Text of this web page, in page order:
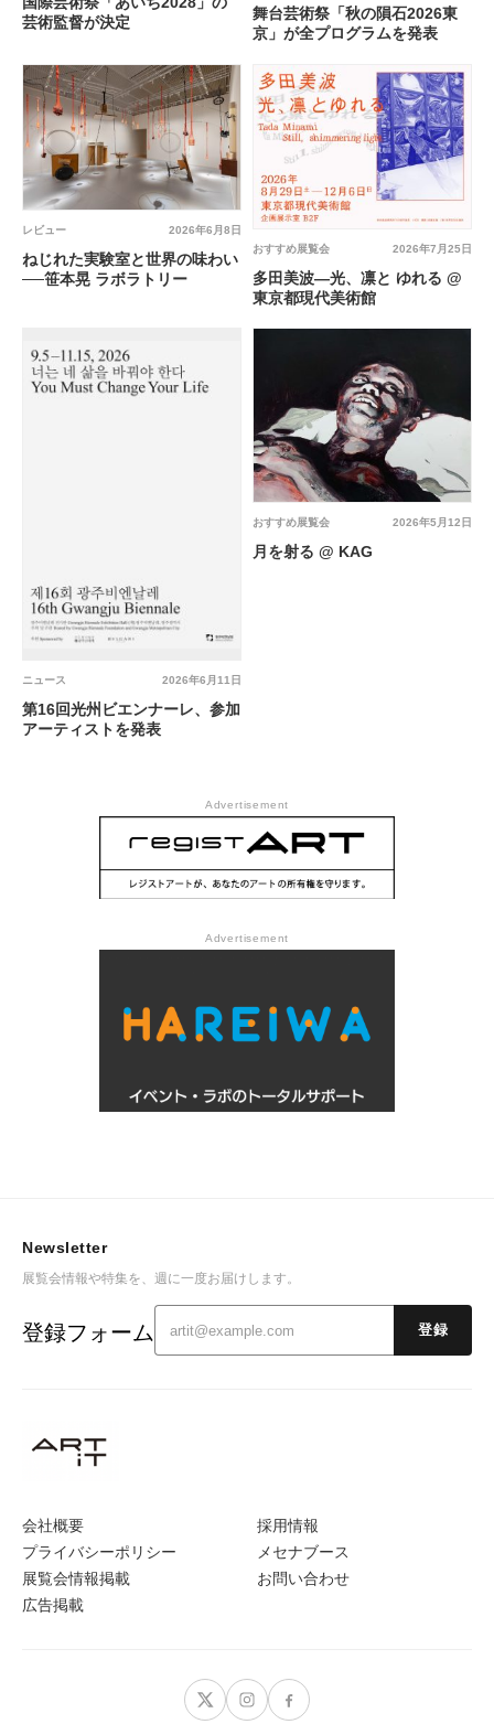
芸術監督が決定
舞台芸術祭「秋の隕石2026東
京」が全プログラムを発表
2026年6月8日
レビュー
ねじれた実験室と世界の味わい
──笹本晃 ラボラトリー
2026年7月25日
おすすめ展覧会
多田美波―光、凛と ゆれる @
東京都現代美術館
2026年6月11日
ニュース
第16回光州ビエンナーレ、参加
アーティストを発表
2026年5月12日
おすすめ展覧会
月を射る @ KAG
Advertisement
Advertisement
会社概要
プライバシーポリシー
展覧会情報掲載
広告掲載
採用情報
メセナブース
お問い合わせ
Newsletter
展覧会情報や特集を、週に一度お届けします。
登録フォーム 登録